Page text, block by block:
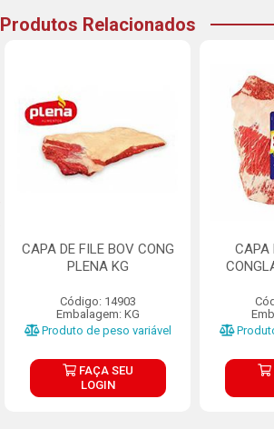
Produtos Relacionados
CAPA DE FILE BOV CONG
PLENA KG
Código: 14903
Embalagem: KG
Produto de peso variável
FAÇA SEU
LOGIN
CAPA